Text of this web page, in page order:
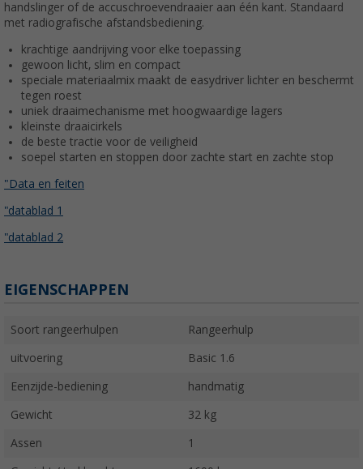
handslinger of de accuschroevendraaier aan één kant. Standaard
met radiografische afstandsbediening.
krachtige aandrijving voor elke toepassing
gewoon licht, slim en compact
speciale materiaalmix maakt de easydriver lichter en beschermt
tegen roest
uniek draaimechanisme met hoogwaardige lagers
kleinste draaicirkels
de beste tractie voor de veiligheid
soepel starten en stoppen door zachte start en zachte stop
"Data en feiten
"datablad 1
"datablad 2
EIGENSCHAPPEN
Soort rangeerhulpen Rangeerhulp
uitvoering Basic 1.6
Eenzijde-bediening handmatig
Gewicht 32 kg
Assen 1